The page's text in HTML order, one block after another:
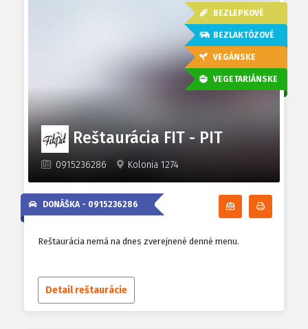
BEZLEPKOVÉ
BEZLAKTÓZOVÉ
VEGÁNSKE
VEGETARIÁNSKE
Reštaurácia FIT - PIT
0915236286 Kolonia 1274
Odoberať
DONÁŠKA - 0915236286
Reštaurácia nemá na dnes zverejnené denné menu.
Detail reštaurácie